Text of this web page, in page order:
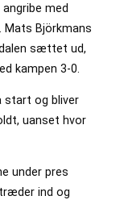
med
Mats Björkmans
sættet ud,
kampen 3-0.
start og bliver
uanset hvor
under pres
ind og